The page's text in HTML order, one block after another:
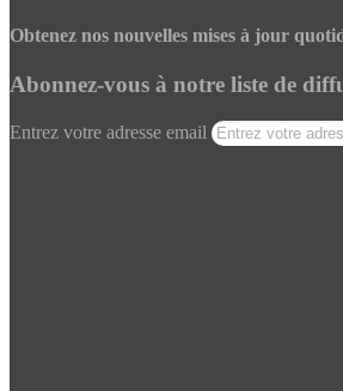
Obtenez nos nouvelles mises à jour
Abonnez-vous à notre liste de
Entrez votre adresse email